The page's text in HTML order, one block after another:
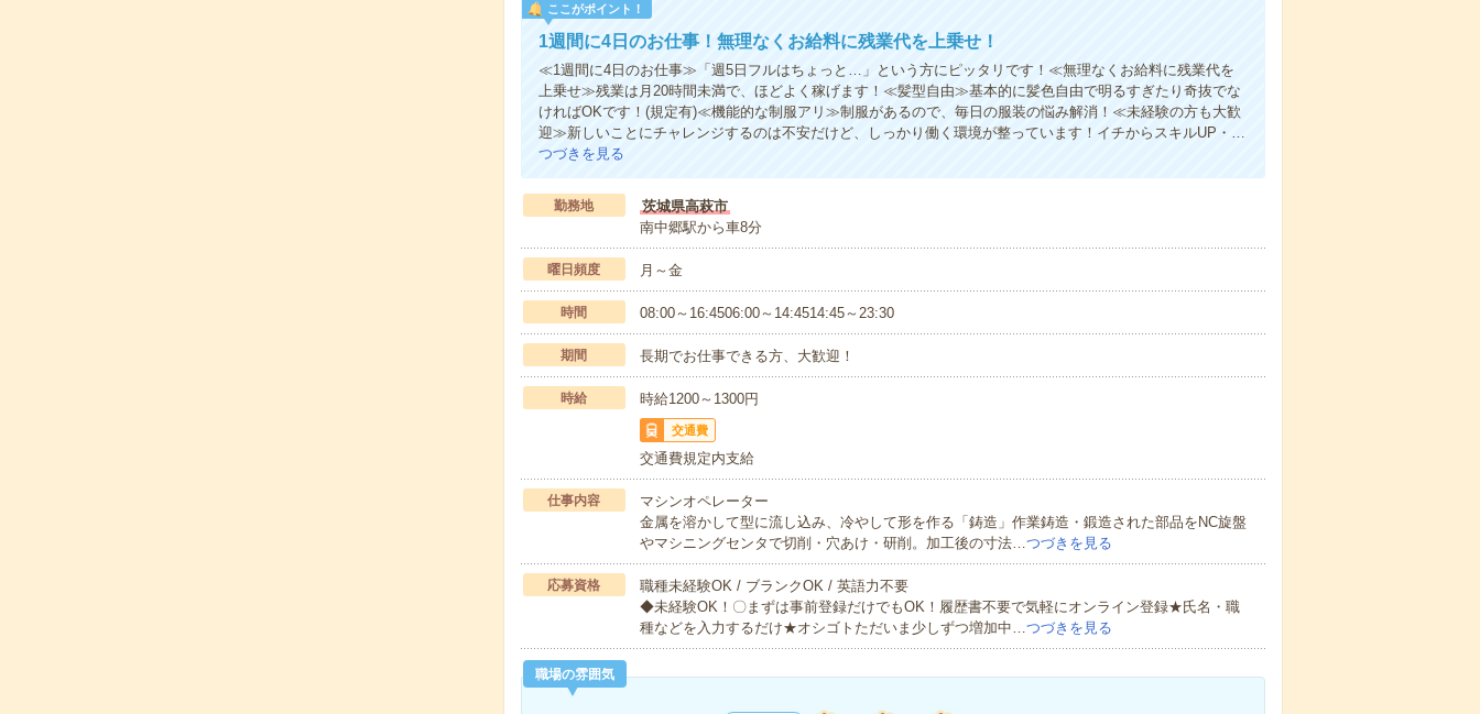
ここがポイント！
1週間に4日のお仕事！無理なくお給料に残業代を上乗せ！
≪1週間に4日のお仕事≫「週5日フルはちょっと…」という方にピッタリです！≪無理なくお給料に残業代を
上乗せ≫残業は月20時間未満で、ほどよく稼げます！≪髪型自由≫基本的に髪色自由で明るすぎたり奇抜でな
ければOKです！(規定有)≪機能的な制服アリ≫制服があるので、毎日の服装の悩み解消！≪未経験の方も大歓
迎≫新しいことにチャレンジするのは不安だけど、しっかり働く環境が整っています！イチからスキルUP・…
つづきを見る
勤務地
茨城県高萩市
南中郷駅から車8分
曜日頻度 月～金
時間 08:00～16:4506:00～14:4514:45～23:30
期間 長期でお仕事できる方、大歓迎！
時給 時給1200～1300円
交通費
交通費規定内支給
仕事内容
マシンオペレーター
金属を溶かして型に流し込み、冷やして形を作る「鋳造」作業鋳造・鍛造された部品をNC旋盤
やマシニングセンタで切削・穴あけ・研削。加工後の寸法… つづきを見る
応募資格
職種未経験OK / ブランクOK / 英語力不要
◆未経験OK！〇まずは事前登録だけでもOK！履歴書不要で気軽にオンライン登録★氏名・職
種などを入力するだけ★オシゴトただいま少しずつ増加中… つづきを見る
職場の雰囲気